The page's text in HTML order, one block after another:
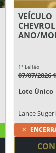
VEÍCULO
ANO/
1° Leilão
07/07/2026
Lote Único
Lance